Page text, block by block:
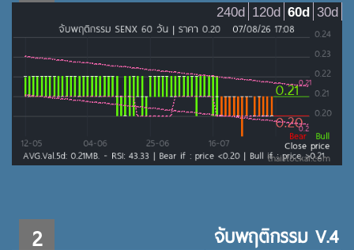
30d
60d
120d
240d
2 จับพฤติกรรม V.4